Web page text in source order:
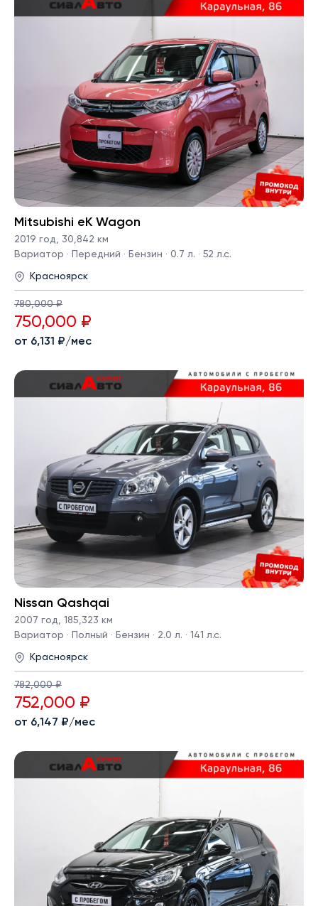
Mitsubishi eK Wagon
2019 год, 30,842 км
Вариатор · Передний · Бензин · 0.7 л. · 52 л.с.
Красноярск
780,000 ₽
750,000 ₽
от 6,131 ₽/мес
Nissan Qashqai
2007 год, 185,323 км
Вариатор · Полный · Бензин · 2.0 л. · 141 л.с.
Красноярск
782,000 ₽
752,000 ₽
от 6,147 ₽/мес